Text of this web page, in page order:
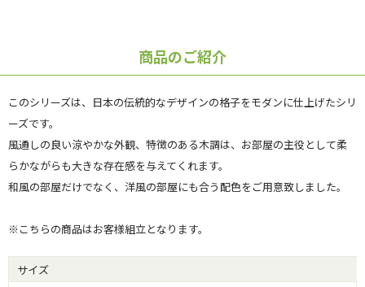
商品のご紹介
このシリーズは、日本の伝統的なデザインの格子をモダンに仕上げたシリ
ーズです。
風通しの良い涼やかな外観、特徴のある木調は、お部屋の主役として柔
らかながらも大きな存在感を与えてくれます。
和風の部屋だけでなく、洋風の部屋にも合う配色をご用意致しました。
※こちらの商品はお客様組立となります。
サイズ